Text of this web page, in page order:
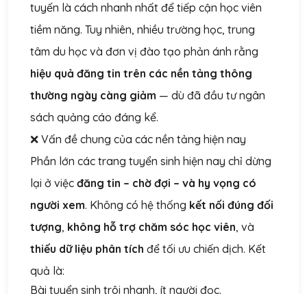
tuyến là cách nhanh nhất để tiếp cận học viên
tiềm năng. Tuy nhiên, nhiều trường học, trung
tâm du học và đơn vị đào tạo phản ánh rằng
hiệu quả đăng tin trên các nền tảng thông
thường ngày càng giảm — dù đã đầu tư ngân
sách quảng cáo đáng kể.
❌ Vấn đề chung của các nền tảng hiện nay
Phần lớn các trang tuyển sinh hiện nay chỉ dừng
lại ở việc đăng tin – chờ đợi – và hy vọng có
người xem. Không có hệ thống kết nối đúng đối
tượng, không hỗ trợ chăm sóc học viên, và
thiếu dữ liệu phân tích để tối ưu chiến dịch. Kết
quả là:
Bài tuyển sinh trôi nhanh, ít người đọc.